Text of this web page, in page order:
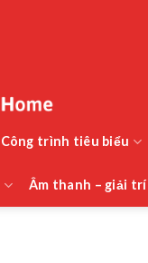
Công trình tiêu biểu
Âm thanh – giải trí